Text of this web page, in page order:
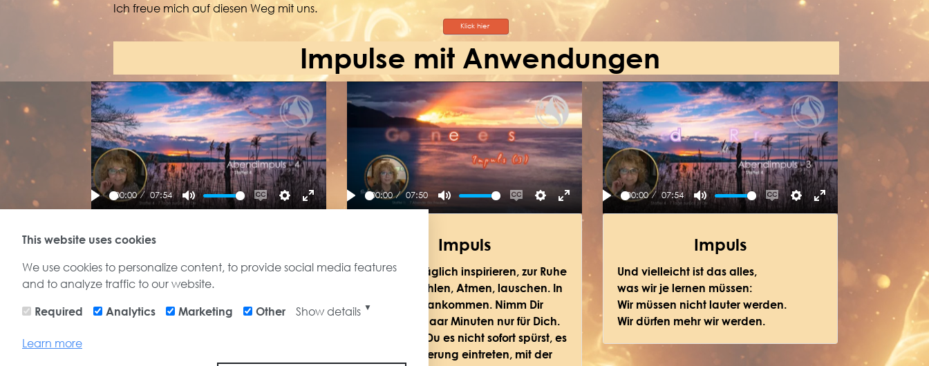
This website uses cookies
We use cookies to personalize content, to provide social media features
and to analyze traffic to our website.
Required Analytics Marketing Other Show details ▼
Learn more
Ich freue mich auf diesen Weg mit uns.
Klick hier
Impulse mit Anwendungen
Play
00:00 07:54
Mute
EnableSettings
Enter
Auf meinem You Tube Kanal erhälst
du Begleitung mit Anwendungen, die
dich täglich ein Stück wieder näher zu
deinem wahren Selbst bringen. In die
Play
00:00 07:50
Mute
EnableSettings
Enter
Impuls
Lasse Dich täglich inspirieren, zur Ruhe
kommen. Fühlen, Atmen, lauschen. In
uns, bei uns ankommen. Nimm Dir
täglich ein paar Minuten nur für Dich.
Auch wenn Du es nicht sofort spürst, es
wird Veränderung eintreten, mit der
Play
00:00 07:54
Mute
EnableSettings
Enter
Impuls
Und vielleicht ist das alles,
was wir je lernen müssen:
Wir müssen nicht lauter werden.
Wir dürfen mehr wir werden.